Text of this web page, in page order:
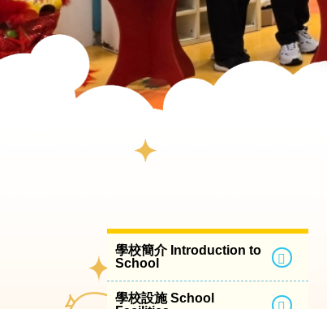
學校簡介 Introduction to
School
學校設施 School